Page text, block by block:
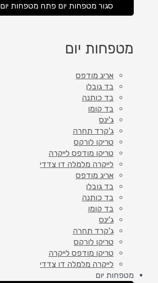
סגור מטפחות יום פתח מטפחות יום
מטפחות יום
אריג מודפס
בד גובלן
בד כותנה
בד קומו
ג'ינס
ג'קרד תחרה
טריקו לורקס
טריקו מודפס לייקרה
לייקרה מלמלה דו צדדי
אריג מודפס
בד גובלן
בד כותנה
בד קומו
ג'ינס
ג'קרד תחרה
טריקו לורקס
טריקו מודפס לייקרה
לייקרה מלמלה דו צדדי
מטפחות יום